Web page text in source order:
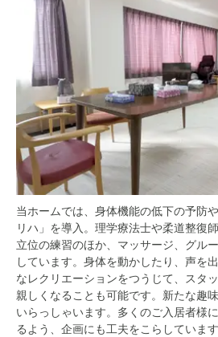
当ホームでは、身体機能の低下の予防
リハ」を導入。理学療法士や柔道整復
立位の練習のほか、マッサージ、グル
しています。身体を動かしたり、声を
なレクリエーションをつうじて、スタ
親しくなることも可能です。新たな趣
いらっしゃいます。多くのご入居者様
るよう、企画にも工夫をこらしていま